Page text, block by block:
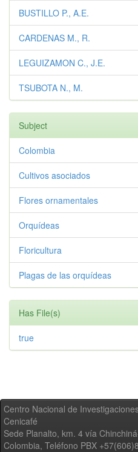
BUSTILLO P., A.E.
CARDENAS M., R.
LEGUIZAMON C., J.E.
TSUBOTA N., M.
Subject
Colombia
Cultivos asociados
Flores ornamentales
Orquídeas
Floricultura
Plagas de las orquídeas
Has File(s)
true
Centro Nacional de
Cenicafé
Sede Planalto, km. 4 vía
Colombia, Teléfono PBX